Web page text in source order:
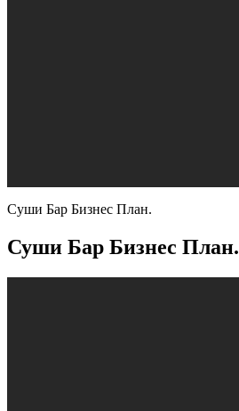
Суши Бар Бизнес План.
Суши Бар Бизнес План.